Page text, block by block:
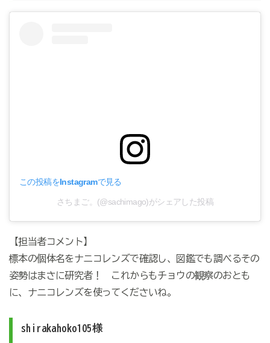
この投稿をInstagramで見る
さちまご。(@sachimago)がシェアした投稿
【担当者コメント】
標本の個体名をナニコレンズで確認し、図鑑でも調べるその
姿勢はまさに研究者！ これからもチョウの観察のおとも
に、ナニコレンズを使ってくださいね。
shirakahoko105様